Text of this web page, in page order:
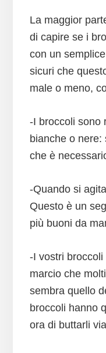
La maggior
di capire se i
con un
sicuri che
male o meno,
-I broccoli sono
bianche o
che è
-Quando si
Questo è un
più buoni da
-I vostri
marcio che
sembra quello
broccoli hanno
ora di buttarli